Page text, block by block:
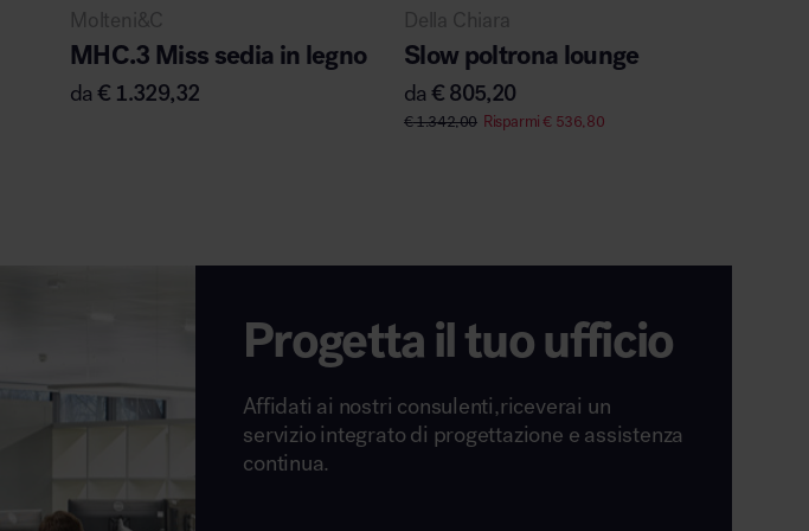
Molteni&C
MHC.3 Miss sedia in legno
da€ 1.329,32
Della Chiara
Slow poltrona lounge
da€ 805,20
€1.342,00 Risparmi€ 536,80
Progetta il tuo ufficio
Affidati ai nostri consulenti,riceverai un
servizio integrato di progettazione e assistenza
continua.